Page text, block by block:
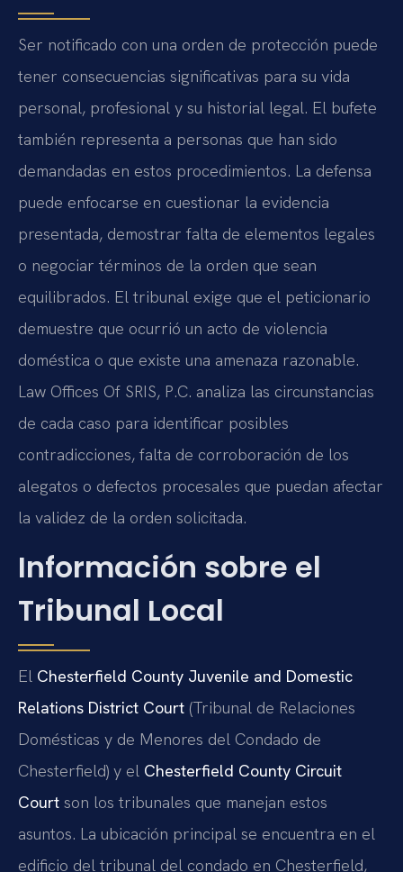
Ser notificado con una orden de protección puede
tener consecuencias significativas para su vida
personal, profesional y su historial legal. El bufete
también representa a personas que han sido
demandadas en estos procedimientos. La defensa
puede enfocarse en cuestionar la evidencia
presentada, demostrar falta de elementos legales
o negociar términos de la orden que sean
equilibrados. El tribunal exige que el peticionario
demuestre que ocurrió un acto de violencia
doméstica o que existe una amenaza razonable.
Law Offices Of SRIS, P.C. analiza las circunstancias
de cada caso para identificar posibles
contradicciones, falta de corroboración de los
alegatos o defectos procesales que puedan afectar
la validez de la orden solicitada.
Información sobre el
Tribunal Local
El Chesterfield County Juvenile and Domestic
Relations District Court (Tribunal de Relaciones
Domésticas y de Menores del Condado de
Chesterfield) y el Chesterfield County Circuit
Court son los tribunales que manejan estos
asuntos. La ubicación principal se encuentra en el
edificio del tribunal del condado en Chesterfield,